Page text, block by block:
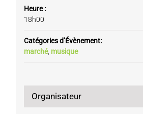
Heure :
18h00
Catégories d’Évènement:
marché, musique
Organisateur